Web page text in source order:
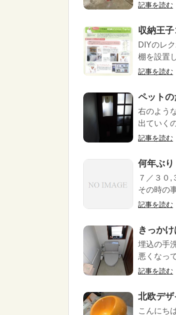
記事を読む
収納王
DIYのレ
棚を設置
記事を読む
ペット
右のよう
出ていく
記事を読む
何年ぶり
７／３０,
その時の
記事を読む
きっかけ
埋込の手
悪くなっ
記事を読む
北欧デザ
こんにち